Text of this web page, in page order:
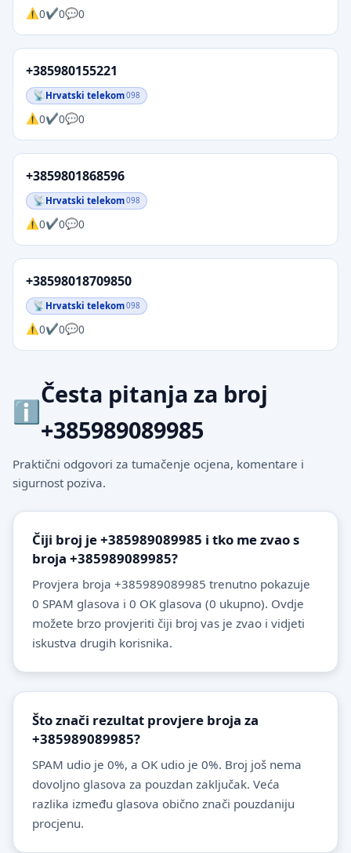
0 0 0
+385980155221
Hrvatski telekom098
0 0 0
+3859801868596
Hrvatski telekom098
0 0 0
+38598018709850
Hrvatski telekom098
0 0 0
Česta pitanja za broj
+385989089985
Praktični odgovori za tumačenje ocjena, komentare i
sigurnost poziva.
Čiji broj je +385989089985 i tko me zvao s
broja +385989089985?
Provjera broja +385989089985 trenutno pokazuje
0 SPAM glasova i 0 OK glasova (0 ukupno). Ovdje
možete brzo provjeriti čiji broj vas je zvao i vidjeti
iskustva drugih korisnika.
Što znači rezultat provjere broja za
+385989089985?
SPAM udio je 0%, a OK udio je 0%. Broj još nema
dovoljno glasova za pouzdan zaključak. Veća
razlika između glasova obično znači pouzdaniju
procjenu.